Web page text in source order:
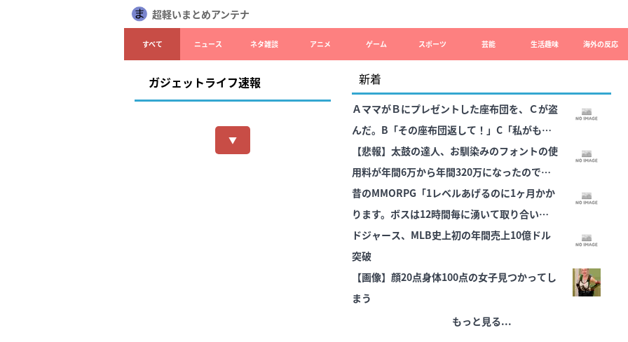
超軽いまとめアンテナ
すべて ニュース ネタ雑談 アニメ ゲーム スポーツ 芸能 生活趣味 海外の反応
ガジェットライフ速報
▼
新着
ＡママがＢにプレゼントした座布団を、Ｃが盗
んだ。B「その座布団返して！」C「私がもら
った物だけど？」→Aママが用意していた証拠
で一気に形勢逆転して…
【悲報】太鼓の達人、お馴染みのフォントの使
用料が年間6万から年間320万になったので変
更に
昔のMMORPG「1レベルあげるのに1ヶ月かか
ります。ボスは12時間毎に湧いて取り合いで
す」
ドジャース、МLB史上初の年間売上10億ドル
突破
【画像】顔20点身体100点の女子見つかってし
まう
もっと見る...